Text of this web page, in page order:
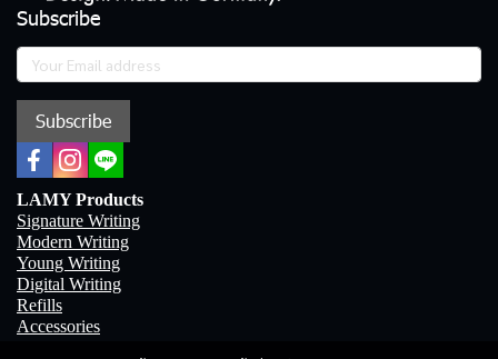
Subscribe
Subscribe
LAMY Products
Signature Writing
Modern Writing
Young Writing
Digital Writing
Refills
Accessories